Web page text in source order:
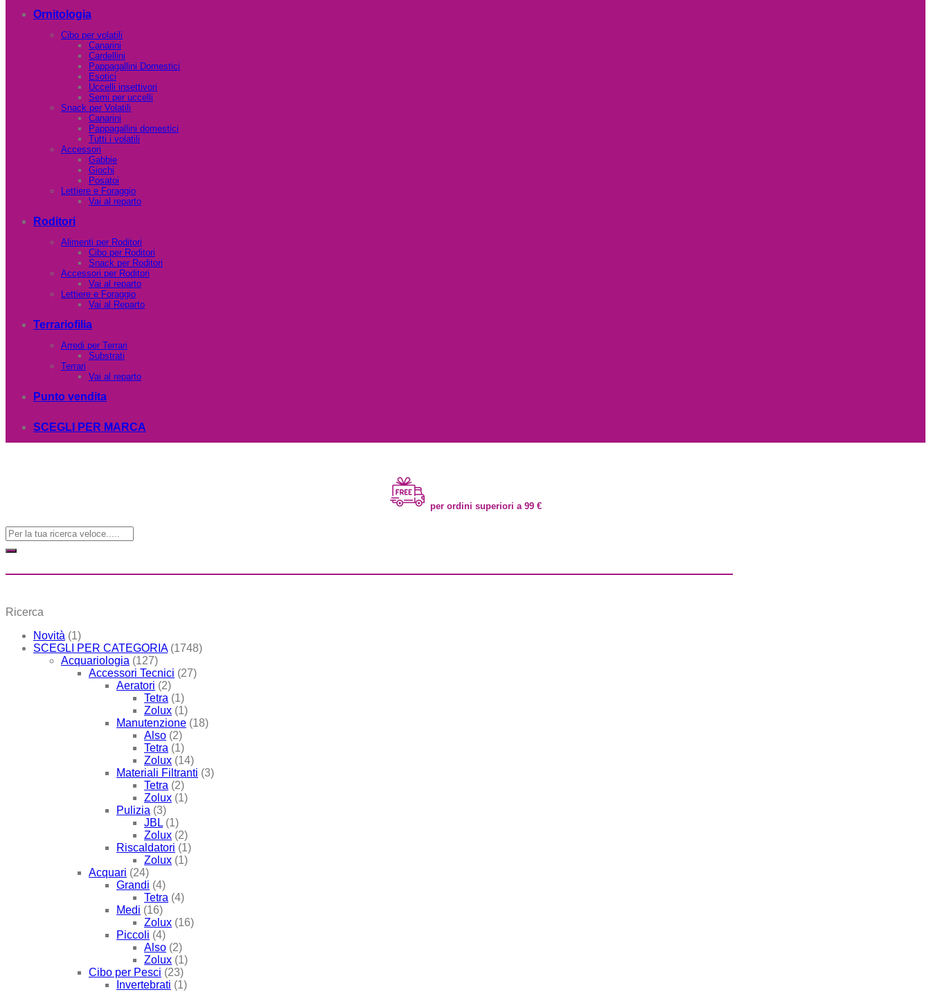
Ornitologia
Cibo per volatili
Canarini
Cardellini
Pappagallini Domestici
Esotici
Uccelli insettivori
Semi per uccelli
Snack per Volatili
Canarini
Pappagallini domestici
Tutti i volatili
Accessori
Gabbie
Giochi
Posatoi
Lettiere e Foraggio
Vai al reparto
Roditori
Alimenti per Roditori
Cibo per Roditori
Snack per Roditori
Accessori per Roditori
Vai al reparto
Lettiere e Foraggio
Vai al Reparto
Terrariofilia
Arredi per Terrari
Substrati
Terrari
Vai al reparto
Punto vendita
SCEGLI PER MARCA
per ordini superiori a 99 €
Cerca:
Ricerca
Novità (1)
SCEGLI PER CATEGORIA (1748)
Acquariologia (127)
Accessori Tecnici (27)
Aeratori (2)
Tetra (1)
Zolux (1)
Manutenzione (18)
Also (2)
Tetra (1)
Zolux (14)
Materiali Filtranti (3)
Tetra (2)
Zolux (1)
Pulizia (3)
JBL (1)
Zolux (2)
Riscaldatori (1)
Zolux (1)
Acquari (24)
Grandi (4)
Tetra (4)
Medi (16)
Zolux (16)
Piccoli (4)
Also (2)
Zolux (1)
Cibo per Pesci (23)
Invertebrati (1)